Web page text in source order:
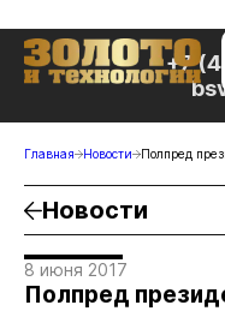
+7
Главная Новости Полпред
Новости
8 июня 2017
Полпред